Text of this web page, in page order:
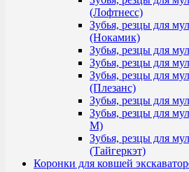
(Лофтнесс)
Зубья, резцы для
(Нокамик)
Зубья, резцы для
Зубья, резцы для
Зубья, резцы для
(Плезанс)
Зубья, резцы для
Зубья, резцы для
М)
Зубья, резцы для
(Тайгеркэт)
Коронки для ковшей